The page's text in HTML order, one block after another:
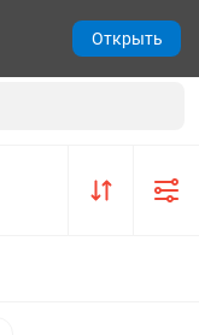
Открыть